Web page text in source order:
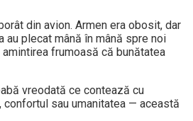
din avion. Armen era obosit, dar
au plecat mână în mână spre noi
frumoasă că bunătatea
vreodată ce contează cu
sau umanitatea — această